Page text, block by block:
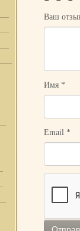
Ваш
Имя *
Email *